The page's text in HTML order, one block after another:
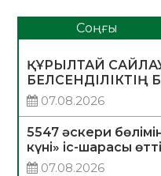
Соңғы
ҚҰРЫЛТАЙ
БЕЛСЕНДІЛІКТІҢ
07.08.2026
5547 әскери
күні» іс-шарасы өтті
07.08.2026